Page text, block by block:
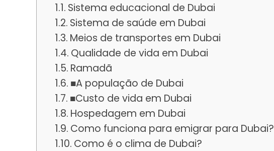
Sistema educacional de Dubai
Sistema de saúde em Dubai
Meios de transportes em Dubai
Qualidade de vida em Dubai
Ramadã
■A população de Dubai
■Custo de vida em Dubai
Hospedagem em Dubai
Como funciona para emigrar para Dubai?
Como é o clima de Dubai?